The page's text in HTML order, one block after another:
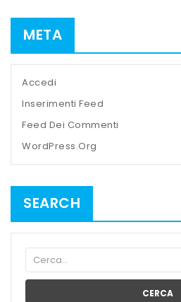
META
Accedi
Inserimenti Feed
Feed Dei Commenti
WordPress.org
SEARCH
CERCA